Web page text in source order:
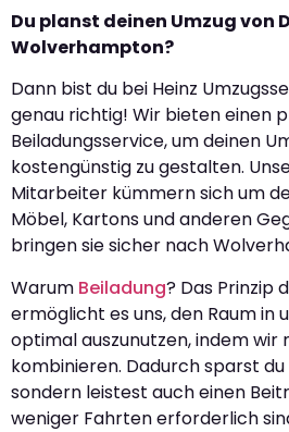
Du planst deinen Umzug von
Wolverhampton?
Dann bist du bei Heinz
genau richtig! Wir bieten einen
Beiladungsservice, um deinen
kostengünstig zu gestalten.
Mitarbeiter kümmern sich um
Möbel, Kartons und anderen
bringen sie sicher nach
Warum Beiladung? Das Prinzip
ermöglicht es uns, den Raum in
optimal auszunutzen, indem wir
kombinieren. Dadurch sparst
sondern leistest auch einen
weniger Fahrten erforderlich